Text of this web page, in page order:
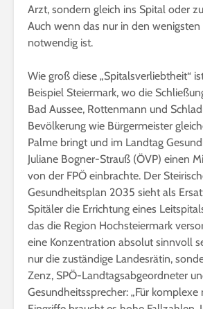
Arzt, sondern gleich ins Spital oder
Auch wenn das nur in den wenigsten
notwendig ist.
Wie groß diese „Spitalsverliebtheit“
Beispiel Steiermark, wo die
Bad Aussee, Rottenmann und
Bevölkerung wie Bürgermeister
Palme bringt und im Landtag
Juliane Bogner-Strauß (ÖVP) einen
von der FPÖ einbrachte. Der
Gesundheitsplan 2035 sieht als
Spitäler die Errichtung eines
das die Region Hochsteiermark
eine Konzentration absolut sinnvoll
nur die zuständige Landesrätin,
Zenz, SPÖ-Landtagsabgeordneter
Gesundheitssprecher: „Für komplexe